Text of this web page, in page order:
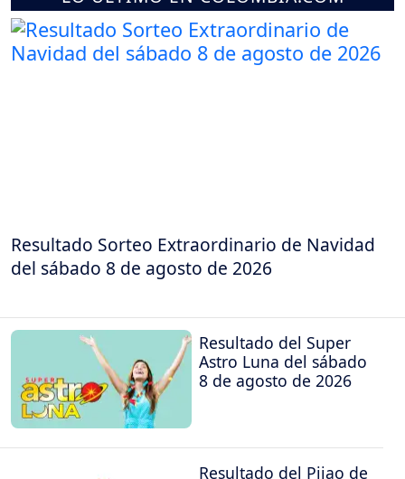
Resultado Sorteo Extraordinario de Navidad
del sábado 8 de agosto de 2026
Resultado del Super
Astro Luna del sábado
8 de agosto de 2026
Resultado del Pijao de